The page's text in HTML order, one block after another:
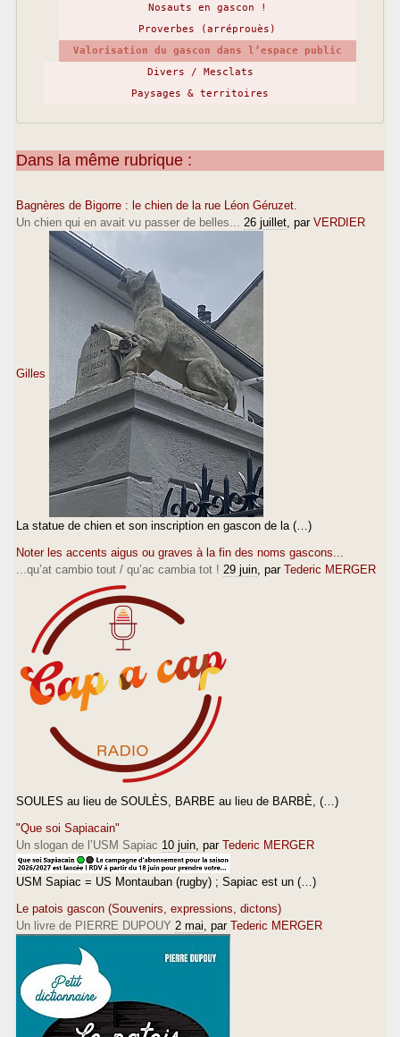
Nosauts en gascon !
Proverbes (arréprouès)
Valorisation du gascon dans l’espace public
Divers / Mesclats
Paysages & territoires
Dans la même rubrique :
Bagnères de Bigorre : le chien de la rue Léon Géruzet.
Un chien qui en avait vu passer de belles...
26 juillet , par VERDIER
Gilles
La statue de chien et son inscription en gascon de la (…)
Noter les accents aigus ou graves à la fin des noms gascons...
...qu’at cambio tout / qu’ac cambia tot ! 29 juin , par Tederic MERGER
SOULES au lieu de SOULÈS, BARBE au lieu de BARBÈ, (…)
"Que soi Sapiacain"
Un slogan de l’USM Sapiac 10 juin , par Tederic MERGER
USM Sapiac = US Montauban (rugby) ; Sapiac est un (…)
Le patois gascon (Souvenirs, expressions, dictons)
Un livre de PIERRE DUPOUY 2 mai , par Tederic MERGER